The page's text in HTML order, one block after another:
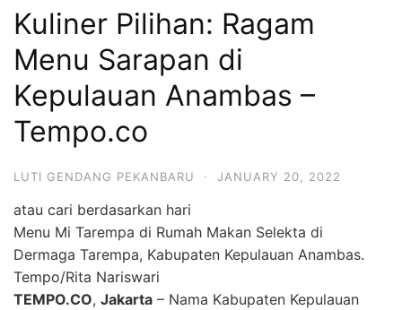
Kuliner Pilihan: Ragam
Menu Sarapan di
Kepulauan Anambas –
Tempo.co
LUTI GENDANG PEKANBARU · JANUARY 20, 2022
atau cari berdasarkan hari
Menu Mi Tarempa di Rumah Makan Selekta di
Dermaga Tarempa, Kabupaten Kepulauan Anambas.
Tempo/Rita Nariswari
TEMPO.CO, Jakarta – Nama Kabupaten Kepulauan